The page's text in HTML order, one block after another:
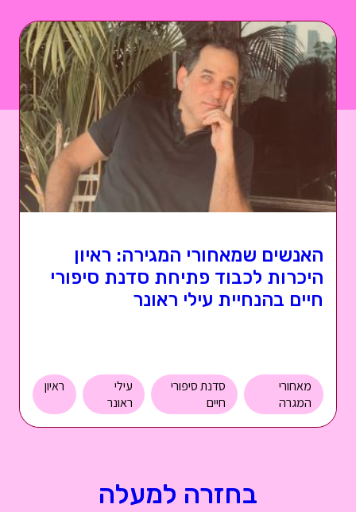
האנשים שמאחורי המגירה: ראיון
היכרות לכבוד פתיחת סדנת סיפורי
חיים בהנחיית עילי ראונר
מאחורי
המגרה
סדנת סיפורי
חיים
עילי
ראונר
ראיון
בחזרה למעלה